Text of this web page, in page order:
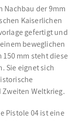
Nachbau der 9mm
Kaiserlichen
gefertigt und
beweglichen
mm steht diese
Sie eignet sich
Weltkrieg.
Pistole 04 ist eine